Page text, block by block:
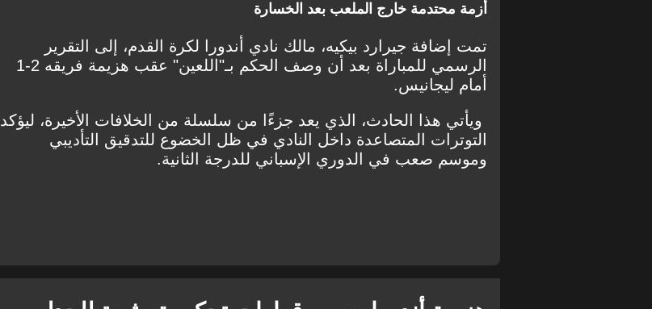
أزمة محتدمة خارج الملعب بعد الخسارة
تمت إضافة جيرارد بيكيه، مالك نادي أندورا لكرة القدم، إلى التقرير
الرسمي للمباراة بعد أن وصف الحكم بـ"اللعين" عقب هزيمة فريقه 2-1
أمام ليجانيس.
ويأتي هذا الحادث، الذي يعد جزءًا من سلسلة من الخلافات الأخيرة، ليؤكد
التوترات المتصاعدة داخل النادي في ظل الخضوع للتدقيق التأديبي
وموسم صعب في الدوري الإسباني للدرجة الثانية.